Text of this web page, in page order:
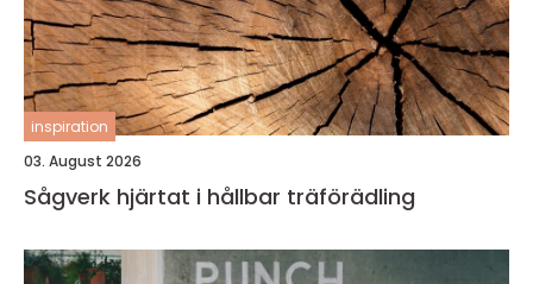
inspiration
03. August 2026
Sågverk hjärtat i hållbar träförädling